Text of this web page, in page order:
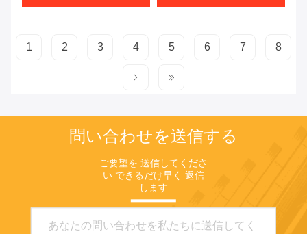
1 2 3 4 5 6 7 8
問い合わせを送信する
ご要望を 送信してくださ
い できるだけ早く 返信
します